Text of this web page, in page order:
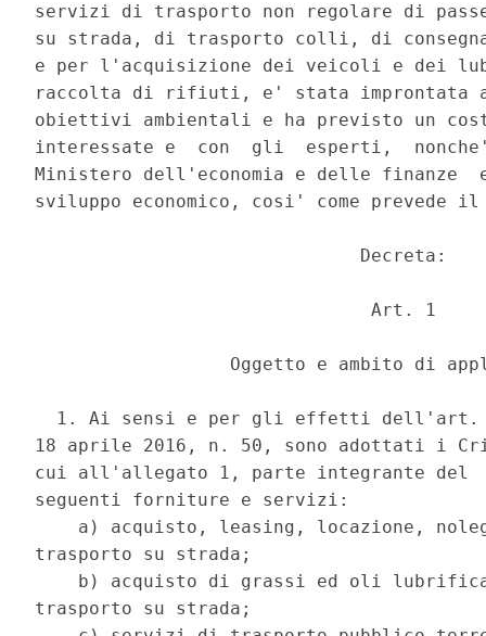
servizi di trasporto non regolare di
su strada, di trasporto colli, di
e per l'acquisizione dei veicoli e dei
raccolta di rifiuti, e' stata improntata
obiettivi ambientali e ha previsto un
interessate e  con  gli  esperti,
Ministero dell'economia e delle
sviluppo economico, cosi' come
                              Decreta:
                               Art. 1
Oggetto e ambito di
1. Ai sensi e per gli effetti
18 aprile 2016, n. 50, sono adottati i
cui all'allegato 1, parte integrante del
seguenti forniture e servizi:
a) acquisto, leasing, locazione,
trasporto su strada;
b) acquisto di grassi ed oli
trasporto su strada;